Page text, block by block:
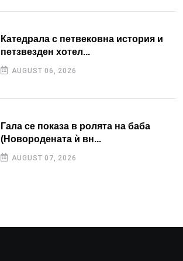
Катедрала с петвековна история и
петзвезден хотел...
AUGUST 06, 2026
Гала се показа в ролята на баба
(Новородената ѝ вн...
AUGUST 07, 2026